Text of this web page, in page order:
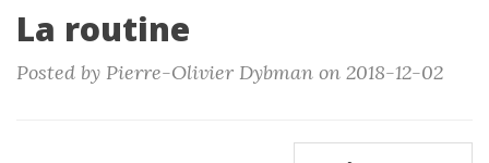
La routine
Posted by Pierre-Olivier Dybman on 2018-12-02